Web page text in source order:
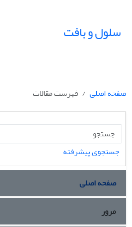
سلول و بافت
صفحه اصلی
فهرست مقالات
جستجوی پیشرفته
صفحه اصلی
مرور